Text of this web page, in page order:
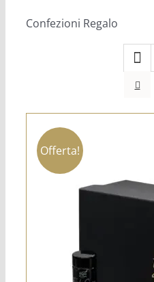
Confezioni Regalo
Offerta!